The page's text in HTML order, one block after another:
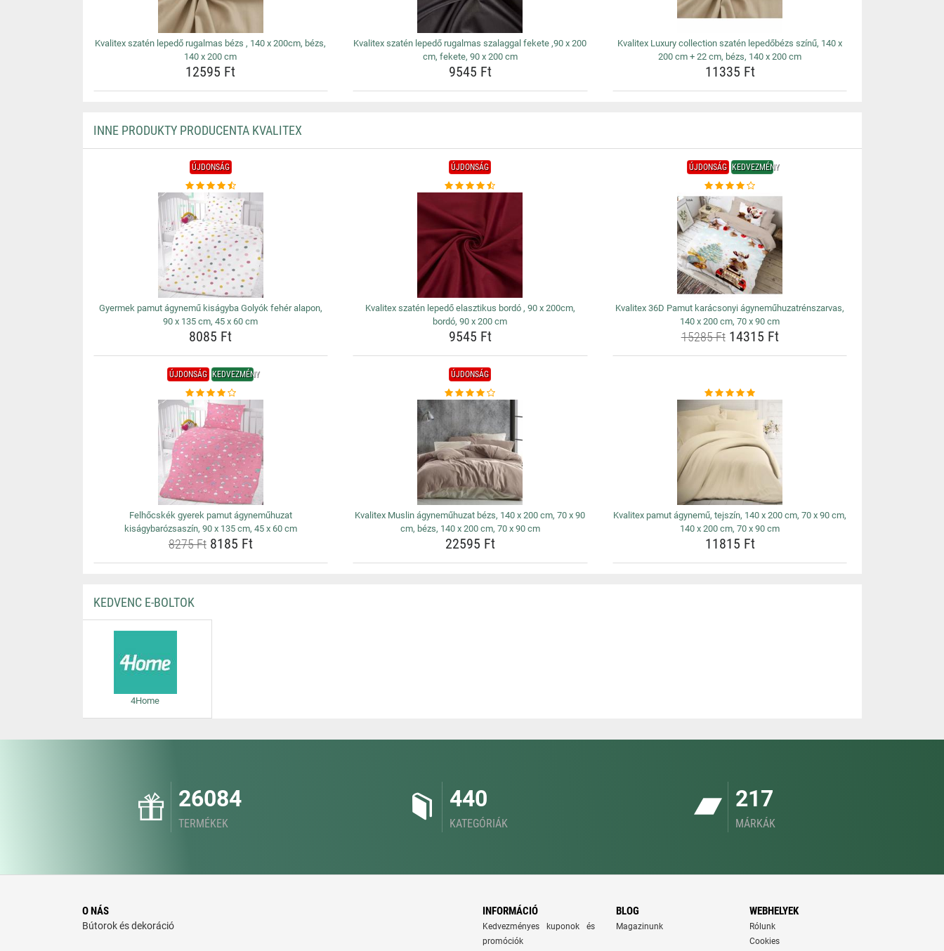
Kvalitex szatén lepedő rugalmas bézs , 140 x 200cm, bézs,
140 x 200 cm
12595 Ft
Kvalitex szatén lepedő rugalmas szalaggal fekete ,90 x 200
cm, fekete, 90 x 200 cm
9545 Ft
Kvalitex Luxury collection szatén lepedőbézs színű, 140 x
200 cm + 22 cm, bézs, 140 x 200 cm
11335 Ft
INNE PRODUKTY PRODUCENTA KVALITEX
ÚJDONSÁG
Gyermek pamut ágynemű kiságyba Golyók fehér alapon,
90 x 135 cm, 45 x 60 cm
8085 Ft
ÚJDONSÁG
Kvalitex szatén lepedő elasztikus bordó , 90 x 200cm,
bordó, 90 x 200 cm
9545 Ft
ÚJDONSÁG KEDVEZMÉNY
Kvalitex 36D Pamut karácsonyi ágyneműhuzatrénszarvas,
140 x 200 cm, 70 x 90 cm
15285 Ft14315 Ft
ÚJDONSÁG KEDVEZMÉNY
Felhőcskék gyerek pamut ágyneműhuzat
kiságybarózsaszín, 90 x 135 cm, 45 x 60 cm
8275 Ft8185 Ft
ÚJDONSÁG
Kvalitex Muslin ágyneműhuzat bézs, 140 x 200 cm, 70 x 90
cm, bézs, 140 x 200 cm, 70 x 90 cm
22595 Ft
Kvalitex pamut ágynemű, tejszín, 140 x 200 cm, 70 x 90 cm,
140 x 200 cm, 70 x 90 cm
11815 Ft
KEDVENC E-BOLTOK
4Home
26084
TERMÉKEK
440
KATEGÓRIÁK
217
MÁRKÁK
O NÁS
Bútorok és dekoráció
INFORMÁCIÓ
Kedvezményes kuponok és
promóciók
BLOG
Magazinunk
WEBHELYEK
Rólunk
Cookies